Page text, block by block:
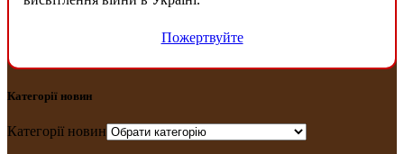
Пожертвуйте
Категорії новин
Категорії новин